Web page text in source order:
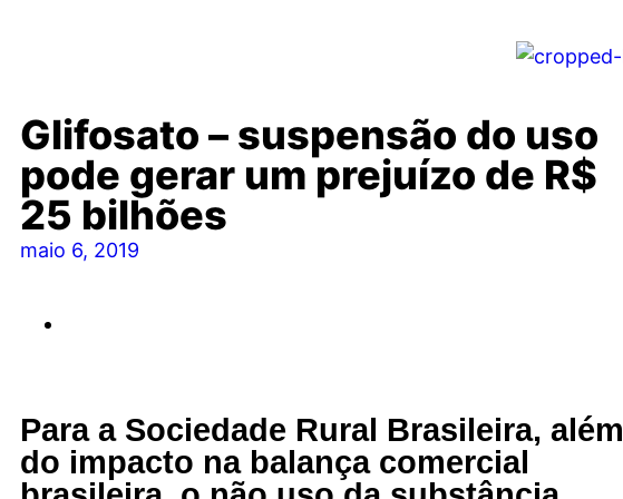
Glifosato – suspensão do uso
pode gerar um prejuízo de R$
25 bilhões
maio 6, 2019
Para a Sociedade Rural Brasileira, além
do impacto na balança comercial